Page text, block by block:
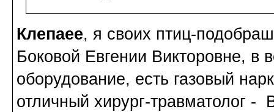
Клепаee, я своих птиц-
Боковой Евгении Викторовне, в
оборудование, есть газовый
отличный хирург-травматолог